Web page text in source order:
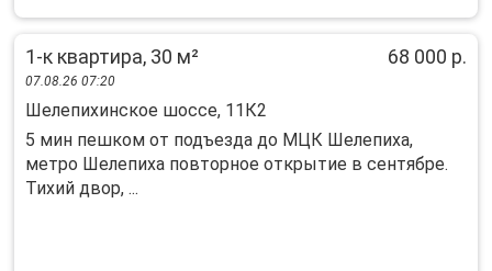
1-к квартира, 30 м² 68 000 р.
07.08.26 07:20
Шелепихинское шоссе, 11К2
5 мин пешком от подъезда до МЦК Шелепиха,
метро Шелепиха повторное открытие в сентябре.
Тихий двор, ...